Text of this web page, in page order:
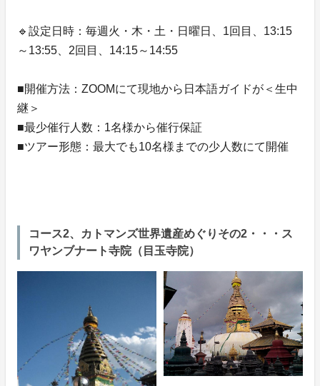
🔹設定日時：毎週火・木・土・日曜日、1回目、13:15
～13:55、2回目、14:15～14:55
■開催方法：ZOOMにて現地から日本語ガイドが＜生中
継＞
■最少催行人数：1名様から催行保証
■ツアー形態：最大でも10名様までの少人数にて開催
コース2、カトマンズ世界遺産めぐりその2・・・ス
ワヤンブナート寺院（目玉寺院）